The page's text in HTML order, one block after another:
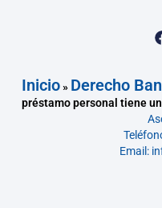
Inicio» Derecho
préstamo personal tiene
Email: